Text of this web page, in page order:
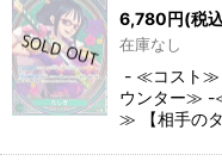
6,780円(税
在庫なし
- ≪コスト
ウンター≫
≫ 【相手の